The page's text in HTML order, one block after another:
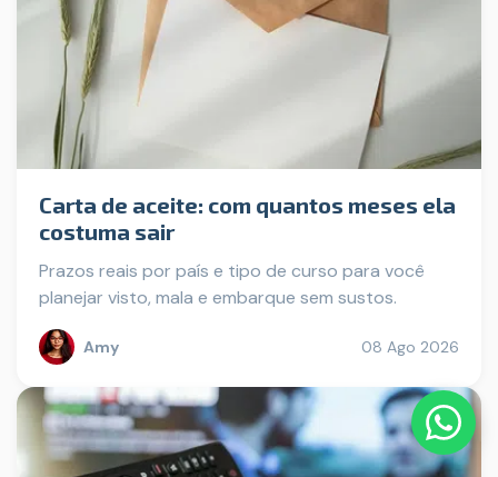
Carta de aceite: com quantos meses ela
costuma sair
Prazos reais por país e tipo de curso para você
planejar visto, mala e embarque sem sustos.
Amy 08 Ago 2026